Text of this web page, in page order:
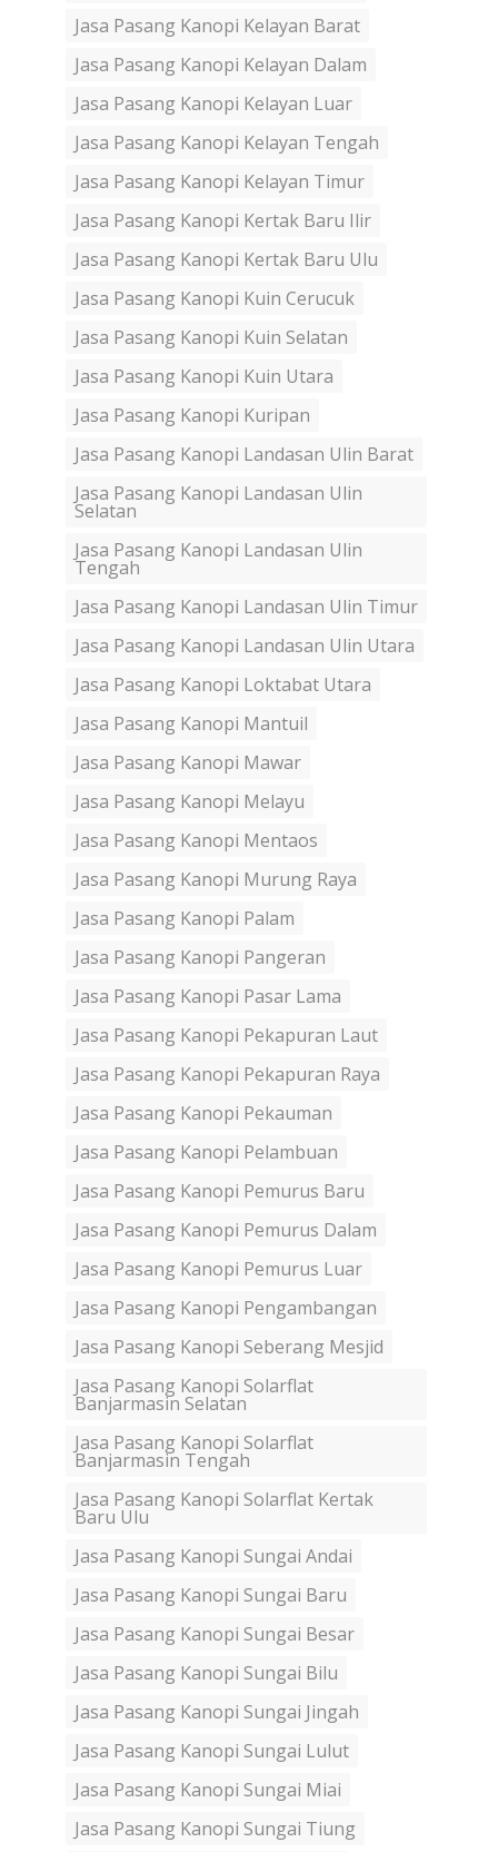
Jasa Pasang Kanopi Kelayan Barat
Jasa Pasang Kanopi Kelayan Dalam
Jasa Pasang Kanopi Kelayan Luar
Jasa Pasang Kanopi Kelayan Tengah
Jasa Pasang Kanopi Kelayan Timur
Jasa Pasang Kanopi Kertak Baru Ilir
Jasa Pasang Kanopi Kertak Baru Ulu
Jasa Pasang Kanopi Kuin Cerucuk
Jasa Pasang Kanopi Kuin Selatan
Jasa Pasang Kanopi Kuin Utara
Jasa Pasang Kanopi Kuripan
Jasa Pasang Kanopi Landasan Ulin Barat
Jasa Pasang Kanopi Landasan Ulin
Selatan
Jasa Pasang Kanopi Landasan Ulin
Tengah
Jasa Pasang Kanopi Landasan Ulin Timur
Jasa Pasang Kanopi Landasan Ulin Utara
Jasa Pasang Kanopi Loktabat Utara
Jasa Pasang Kanopi Mantuil
Jasa Pasang Kanopi Mawar
Jasa Pasang Kanopi Melayu
Jasa Pasang Kanopi Mentaos
Jasa Pasang Kanopi Murung Raya
Jasa Pasang Kanopi Palam
Jasa Pasang Kanopi Pangeran
Jasa Pasang Kanopi Pasar Lama
Jasa Pasang Kanopi Pekapuran Laut
Jasa Pasang Kanopi Pekapuran Raya
Jasa Pasang Kanopi Pekauman
Jasa Pasang Kanopi Pelambuan
Jasa Pasang Kanopi Pemurus Baru
Jasa Pasang Kanopi Pemurus Dalam
Jasa Pasang Kanopi Pemurus Luar
Jasa Pasang Kanopi Pengambangan
Jasa Pasang Kanopi Seberang Mesjid
Jasa Pasang Kanopi Solarflat
Banjarmasin Selatan
Jasa Pasang Kanopi Solarflat
Banjarmasin Tengah
Jasa Pasang Kanopi Solarflat Kertak
Baru Ulu
Jasa Pasang Kanopi Sungai Andai
Jasa Pasang Kanopi Sungai Baru
Jasa Pasang Kanopi Sungai Besar
Jasa Pasang Kanopi Sungai Bilu
Jasa Pasang Kanopi Sungai Jingah
Jasa Pasang Kanopi Sungai Lulut
Jasa Pasang Kanopi Sungai Miai
Jasa Pasang Kanopi Sungai Tiung